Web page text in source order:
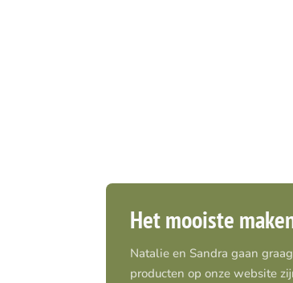
Het mooiste
Natalie en Sandra gaan
producten op onze website